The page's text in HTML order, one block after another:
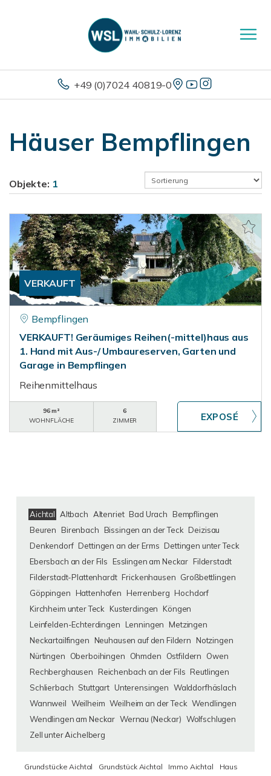
+49 (0)7024 40819-0
Häuser Bempflingen
Objekte: 1
VERKAUFT
Bempflingen
VERKAUFT! Geräumiges Reihen(-mittel)haus aus
1. Hand mit Aus-/ Umbaureserven, Garten und
Garage in Bempflingen
Reihenmittelhaus
96 m²
WOHNFLÄCHE
6
ZIMMER
Aichtal Altbach Altenriet Bad Urach
Bempflingen
Beuren
Birenbach Bissingen an der Teck Deizisau
Denkendorf Dettingen an der Erms Dettingen unter Teck
Ebersbach an der Fils
Esslingen am Neckar Filderstadt
Filderstadt-Plattenhardt Frickenhausen Großbettlingen
Göppingen
Hattenhofen Herrenberg Hochdorf
Kirchheim unter Teck
Kusterdingen
Köngen
Leinfelden-Echterdingen
Lenningen
Metzingen
Neckartailfingen
Neuhausen auf den Fildern
Notzingen
Nürtingen
Oberboihingen Ohmden Ostfildern
Owen
Rechberghausen
Reichenbach an der Fils Reutlingen
Schlierbach Stuttgart Unterensingen Walddorfhäslach
Wannweil Weilheim Weilheim an der Teck Wendlingen
Wendlingen am Neckar Wernau (Neckar) Wolfschlugen
Zell unter Aichelberg
Grundstücke Aichtal Grundstück Aichtal Immo Aichtal
Haus